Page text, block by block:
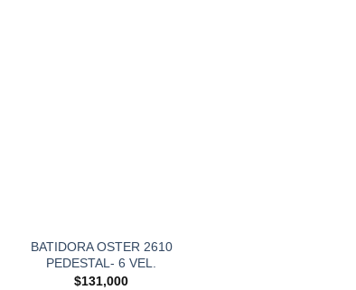
BATIDORA OSTER 2610
PEDESTAL- 6 VEL.
$131,000